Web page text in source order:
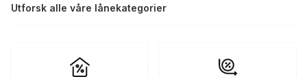
Utforsk alle våre lånekategorier